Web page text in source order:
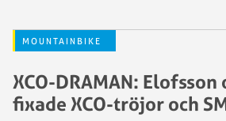
MOUNTAINBIKE
XCO-DRAMAN: Elofsson
fixade XCO-tröjor och